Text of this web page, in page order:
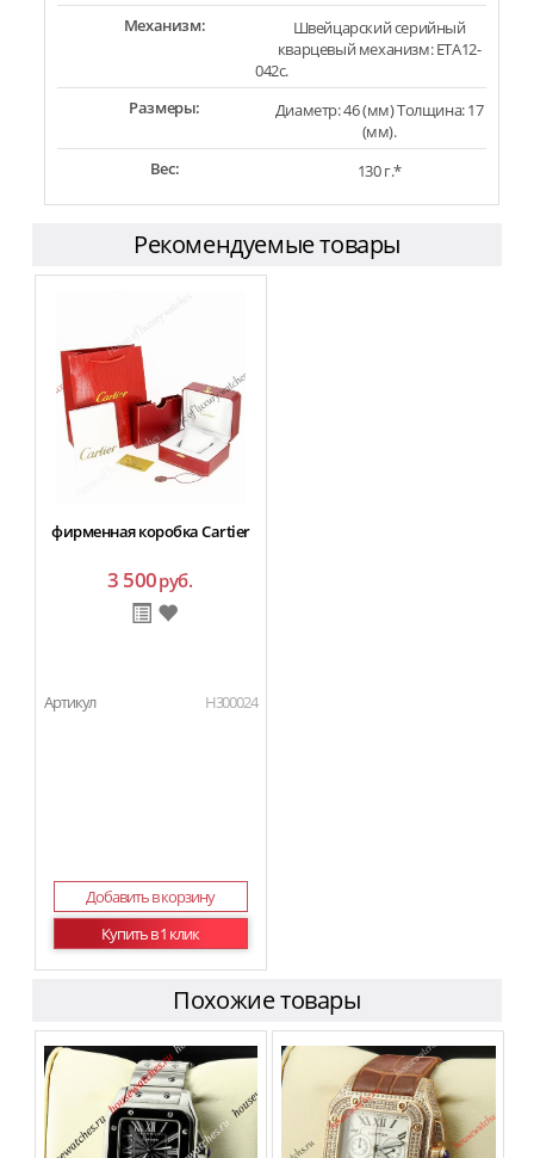
Механизм:
Швейцарский серийный
кварцевый механизм: ETA12-
042c.
Размеры:
Диаметр: 46 (мм) Толщина: 17
(мм).
Вес:
130 г.*
Рекомендуемые товары
фирменная коробка Cartier
3 500руб.
Артикул H300024
Добавить в корзину
Купить в 1 клик
Похожие товары